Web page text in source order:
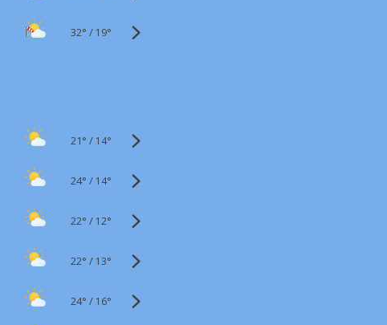
32° / 19°
21° / 14°
24° / 14°
22° / 12°
22° / 13°
24° / 16°